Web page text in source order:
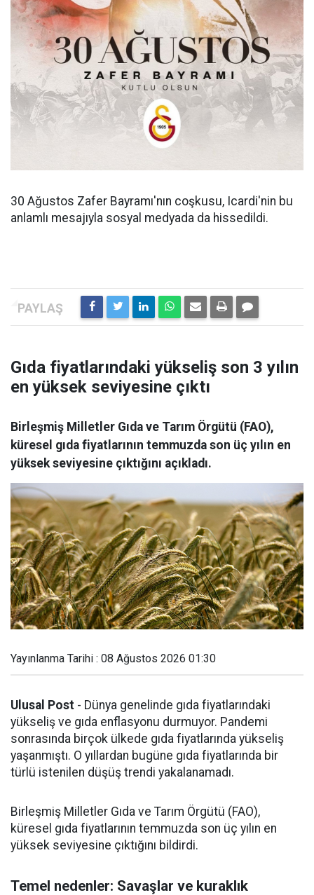
30 Ağustos Zafer Bayramı'nın coşkusu, Icardi'nin bu
anlamlı mesajıyla sosyal medyada da hissedildi.
Gıda fiyatlarındaki yükseliş son 3 yılın
en yüksek seviyesine çıktı
Birleşmiş Milletler Gıda ve Tarım Örgütü (FAO),
küresel gıda fiyatlarının temmuzda son üç yılın en
yüksek seviyesine çıktığını açıkladı.
Yayınlanma Tarihi : 08 Ağustos 2026 01:30
Ulusal Post - Dünya genelinde gıda fiyatlarındaki
yükseliş ve gıda enflasyonu durmuyor. Pandemi
sonrasında birçok ülkede gıda fiyatlarında yükseliş
yaşanmıştı. O yıllardan bugüne gıda fiyatlarında bir
türlü istenilen düşüş trendi yakalanamadı.
Birleşmiş Milletler Gıda ve Tarım Örgütü (FAO),
küresel gıda fiyatlarının temmuzda son üç yılın en
yüksek seviyesine çıktığını bildirdi.
Temel nedenler: Savaşlar ve kuraklık